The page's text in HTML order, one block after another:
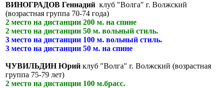
ВИНОГРАДОВ Геннадий клуб "Волга" г. Волжский
(возрастная группа 70-74 года)
2 место на дистанции 200 м. на спине
2 место на дистанции 50 м. вольный стиль.
3 место на дистанции 100 м. вольный стиль.
3 место на дистанции 50 м. на спине
ЧУВИЛЬДИН Юрий клуб "Волга" г. Волжский (возрастная
группа 75-79 лет)
2 место на дистанции 100 м.брасс.